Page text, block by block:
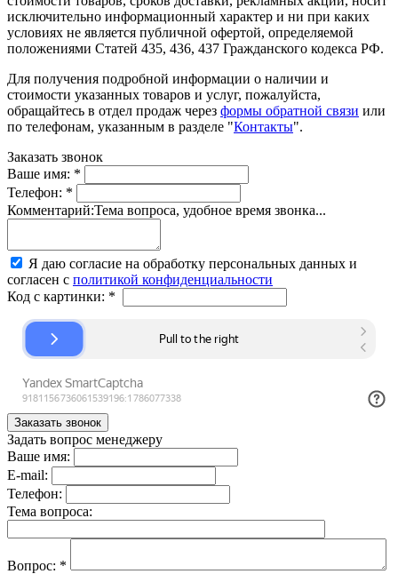
исключительно информационный характер и ни при каких
условиях не является публичной офертой, определяемой
положениями Статей 435, 436, 437 Гражданского кодекса РФ.
Для получения подробной информации о наличии и
стоимости указанных товаров и услуг, пожалуйста,
обращайтесь в отдел продаж через формы обратной связи или
по телефонам, указанным в разделе "Контакты".
Заказать звонок
Ваше имя: *
Телефон: *
Комментарий:Тема вопроса, удобное время звонка...
Я даю согласие на обработку персональных данных и
согласен с политикой конфиденциальности
Код с картинки: *
Задать вопрос менеджеру
Ваше имя:
E-mail:
Телефон:
Тема вопроса:
Вопрос: *